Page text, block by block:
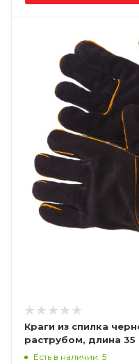
Краги из спилка
раструбом, длина 35
Есть в наличии: 5